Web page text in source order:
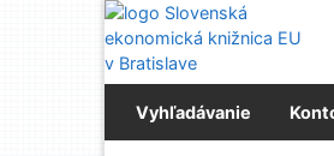
Prejsť na obsah
Prejsť na menu
Prehlásenie o
Vyhľadávanie